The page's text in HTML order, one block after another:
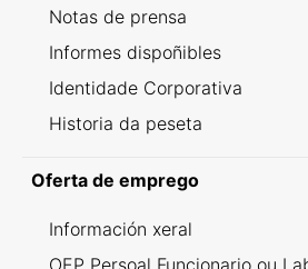
Notas de prensa
Informes dispoñibles
Identidade Corporativa
Historia da peseta
Oferta de emprego
Información xeral
OEP Persoal Funcionario ou